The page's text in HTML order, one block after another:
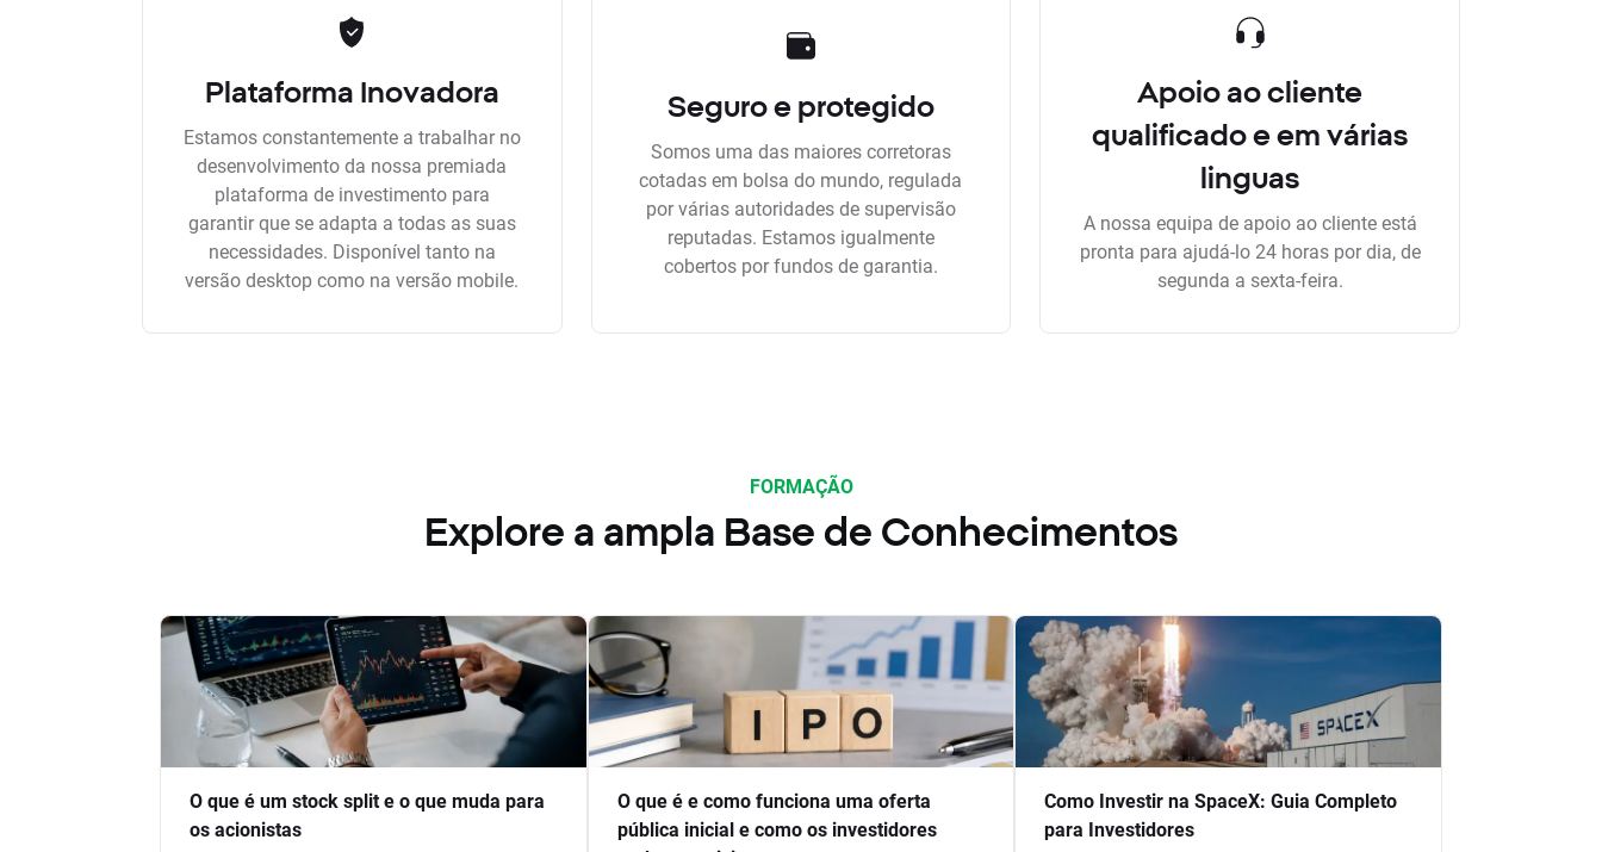
Plataforma Inovadora
Estamos constantemente a trabalhar no
desenvolvimento da nossa premiada
plataforma de investimento para
garantir que se adapta a todas as suas
necessidades. Disponível tanto na
versão desktop como na versão mobile.
Seguro e protegido
Somos uma das maiores corretoras
cotadas em bolsa do mundo, regulada
por várias autoridades de supervisão
reputadas. Estamos igualmente
cobertos por fundos de garantia.
Apoio ao cliente
qualificado e em várias
linguas
A nossa equipa de apoio ao cliente está
pronta para ajudá-lo 24 horas por dia, de
segunda a sexta-feira.
FORMAÇÃO
Explore a ampla Base de Conhecimentos
O que é um stock split e o que muda para
os acionistas
O que é e como funciona uma oferta
pública inicial e como os investidores
Como Investir na SpaceX: Guia Completo
para Investidores